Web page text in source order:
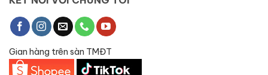
Gian hàng trên sàn TMĐT